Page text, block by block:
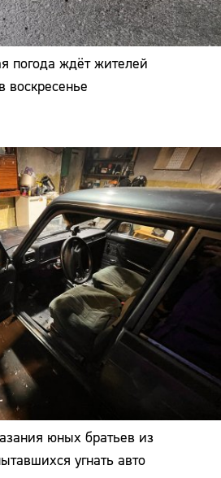
погода ждёт жителей
воскресенье
юных братьев из
угнать авто